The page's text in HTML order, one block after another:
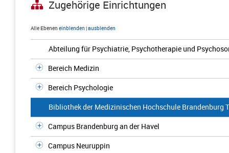
Zugehörige Einrichtungen
Alle Ebenen einblenden |ausblenden
Abteilung für Psychiatrie, Psychotherapie und
Bereich Medizin
Bereich Psychologie
Bibliothek der Medizinischen Hochschule Brandenburg
Campus Brandenburg an der Havel
Campus Neuruppin